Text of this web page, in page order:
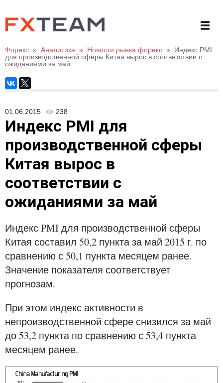
Форекс » Аналитика » Новости рынка форекс »
Индекс PMI
для производственной сферы Китая вырос в соответствии с
ожиданиями за май
01.06.2015 238
Индекс PMI для
производственной сферы
Китая вырос в
соответствии с
ожиданиями за май
Индекс PMI для производственной сферы
Китая составил 50,2 пункта за май 2015 г. по
сравнению с 50,1 пункта месяцем ранее.
Значение показателя соответствует
прогнозам.
При этом индекс активности в
непроизводственной сфере снизился за май
до 53,2 пункта по сравнению с 53,4 пункта
месяцем ранее.